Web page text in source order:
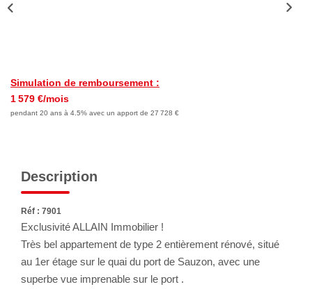
Simulation de remboursement :
1 579 €/mois
pendant 20 ans à 4.5% avec un apport de 27 728 €
Description
Réf : 7901
Exclusivité ALLAIN Immobilier !
Très bel appartement de type 2 entièrement rénové, situé
au 1er étage sur le quai du port de Sauzon, avec une
superbe vue imprenable sur le port .